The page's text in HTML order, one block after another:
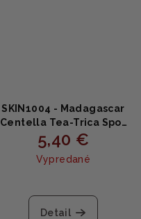
SKIN1004 - Madagascar
Centella Tea-Trica Spot
Cover Patch - Náplasti na
tvár Tea-Trica 22náplastí
5,40 €
Vypredané
Detail